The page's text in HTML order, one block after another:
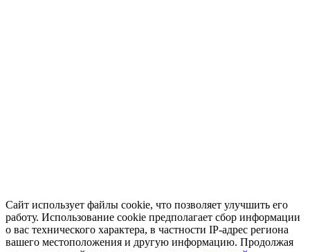
Сайт использует файлы cookie, что позволяет улучшить его
работу. Использование cookie предполагает сбор информации
о вас технического характера, в частности IP-адрес региона
вашего местоположения и другую информацию. Продолжая